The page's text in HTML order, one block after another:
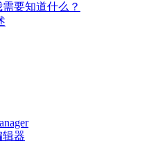
要知道什么？
辑器